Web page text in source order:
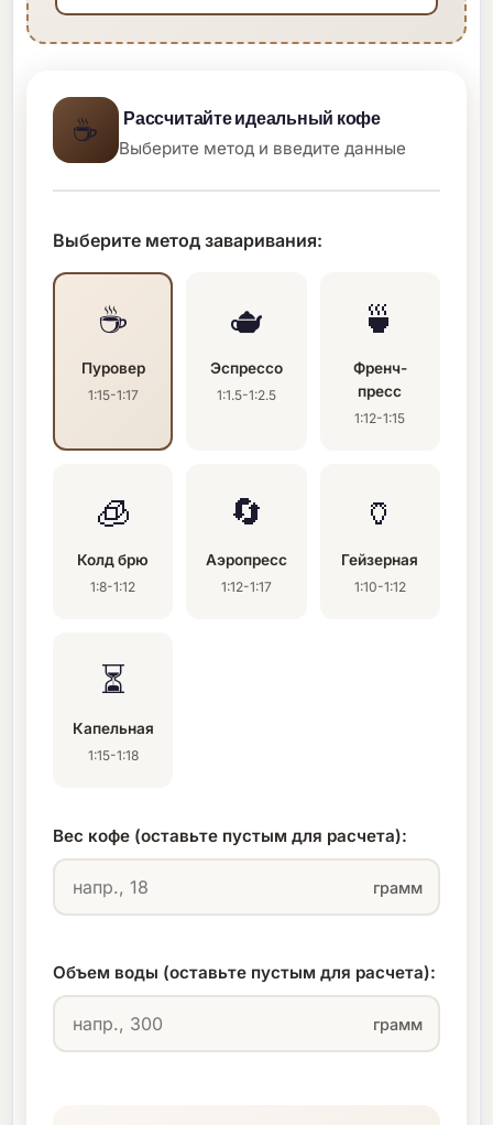
☕ Рассчитайте идеальный кофе
Выберите метод и введите данные
Выберите метод заваривания:
☕
Пуровер
1:15-1:17
🫖
Эспрессо
1:1.5-1:2.5
🍵
Френч-
пресс
1:12-1:15
🧊
Колд брю
1:8-1:12
🔄
Аэропресс
1:12-1:17
🏺
Гейзерная
1:10-1:12
⏳
Капельная
1:15-1:18
Вес кофе (оставьте пустым для расчета):
грамм
Объем воды (оставьте пустым для расчета):
грамм